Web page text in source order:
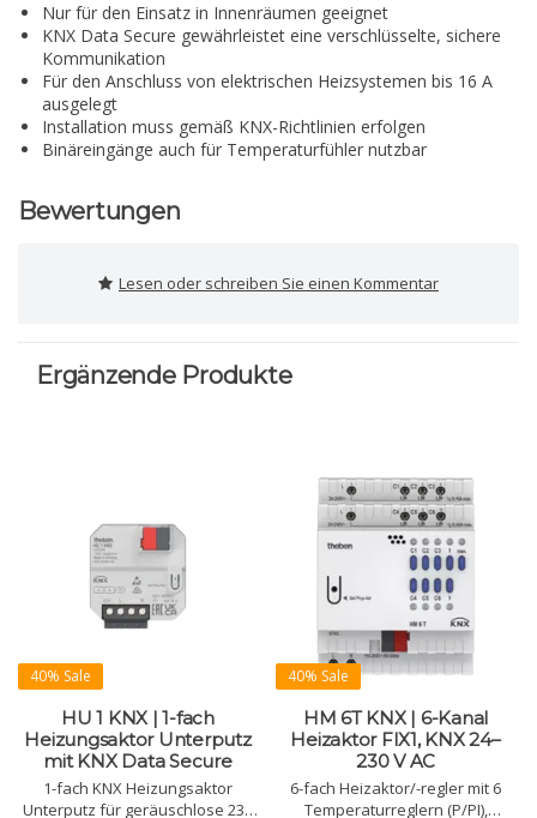
Nur für den Einsatz in Innenräumen geeignet
KNX Data Secure gewährleistet eine verschlüsselte, sichere
Kommunikation
Für den Anschluss von elektrischen Heizsystemen bis 16 A
ausgelegt
Installation muss gemäß KNX-Richtlinien erfolgen
Binäreingänge auch für Temperaturfühler nutzbar
Bewertungen
Lesen oder schreiben Sie einen Kommentar
Ergänzende Produkte
40% Sale
HU 1 KNX | 1-fach
Heizungsaktor Unterputz
mit KNX Data Secure
1-fach KNX Heizungsaktor
Unterputz für geräuschlose 230
40% Sale
HM 6T KNX | 6-Kanal
Heizaktor FIX1, KNX 24–
230 V AC
6-fach Heizaktor/-regler mit 6
Temperaturreglern (P/PI),